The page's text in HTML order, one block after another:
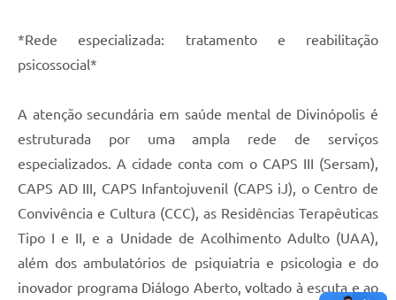
*Rede especializada: tratamento e reabilitação
psicossocial*
A atenção secundária em saúde mental de Divinópolis é
estruturada por uma ampla rede de serviços
especializados. A cidade conta com o CAPS III (Sersam),
CAPS AD III, CAPS Infantojuvenil (CAPS iJ), o Centro de
Convivência e Cultura (CCC), as Residências Terapêuticas
Tipo I e II, e a Unidade de Acolhimento Adulto (UAA),
além dos ambulatórios de psiquiatria e psicologia e do
inovador programa Diálogo Aberto, voltado à escuta e ao